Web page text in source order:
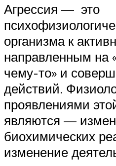
Агрессия — это
организма к
направленным на
чему-то» и
действий.
проявлениями
являются —
биохимических
изменение